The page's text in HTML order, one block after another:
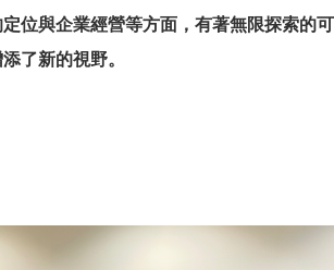
位與企業經營等方面，有著無限探索的可
了新的視野。